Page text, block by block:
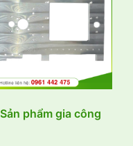
Sản phẩm gia công